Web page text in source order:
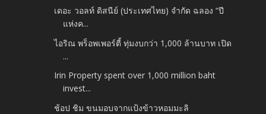
เดอะ วอลท์ ดิสนีย์ (ประเทศไทย) จำกัด ฉลอง “ปี
แห่งค...
ไอริณ พร็อพเพอร์ตี้ ทุ่มงบกว่า 1,000 ล้านบาท เปิด
...
Irin Property spent over 1,000 million baht
invest...
ช้อป ชิม ขนมอบจากแป้งข้าวหอมมะลิ